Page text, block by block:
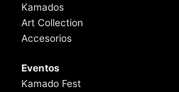
Kamados
Art Collection
Accesorios
Eventos
Kamado Fest